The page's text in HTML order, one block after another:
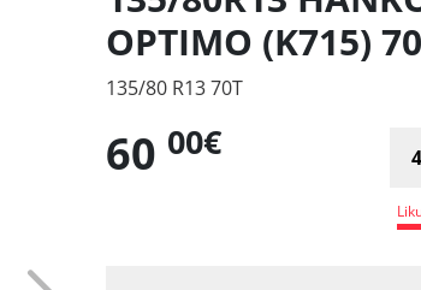
OPTIMO (K715)
135/80 R13 70T
60 00€